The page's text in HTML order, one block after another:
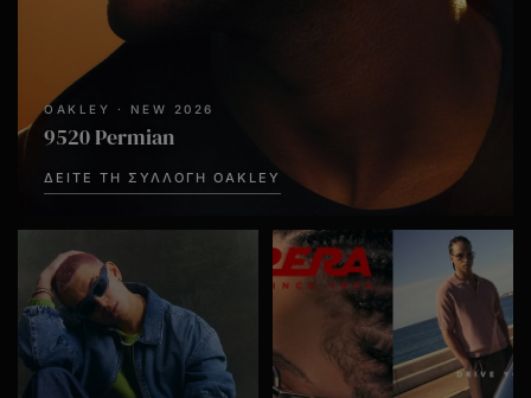
OAKLEY · NEW 2026
9520 Permian
ΔΕΊΤΕ ΤΗ ΣΥΛΛΟΓΉ OAKLEY